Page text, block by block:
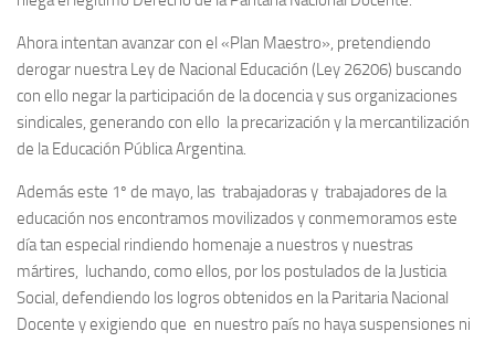
Ahora intentan avanzar con el «Plan Maestro», pretendiendo
derogar nuestra Ley de Nacional Educación (Ley 26206) buscando
con ello negar la participación de la docencia y sus organizaciones
sindicales, generando con ello la precarización y la mercantilización
de la Educación Pública Argentina.
Además este 1º de mayo, las trabajadoras y trabajadores de la
educación nos encontramos movilizados y conmemoramos este
día tan especial rindiendo homenaje a nuestros y nuestras
mártires, luchando, como ellos, por los postulados de la Justicia
Social, defendiendo los logros obtenidos en la Paritaria Nacional
Docente y exigiendo que en nuestro país no haya suspensiones ni